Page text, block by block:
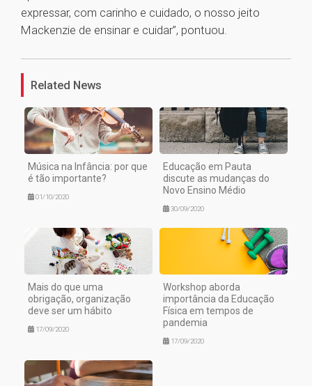
expressar, com carinho e cuidado, o nosso jeito
Mackenzie de ensinar e cuidar”, pontuou.
1
Related News
Música na Infância: por que
é tão importante?
01/10/2020
Educação em Pauta
discute as mudanças do
Novo Ensino Médio
30/09/2020
Mais do que uma
obrigação, organização
deve ser um hábito
17/09/2020
Workshop aborda
importância da Educação
Física em tempos de
pandemia
17/09/2020